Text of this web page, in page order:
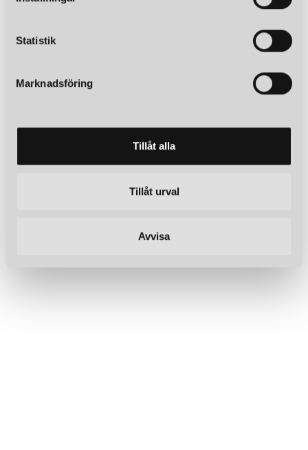
Statistik
Marknadsföring
Tillåt alla
Tillåt urval
Avvisa